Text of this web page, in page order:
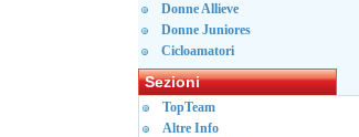
Donne Allieve
Donne Juniores
Cicloamatori
Sezioni
TopTeam
Altre Info